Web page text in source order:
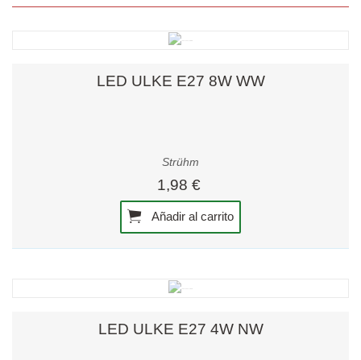
LED ULKE E27 8W WW
Strühm
1,98 €
Añadir al carrito
LED ULKE E27 4W NW